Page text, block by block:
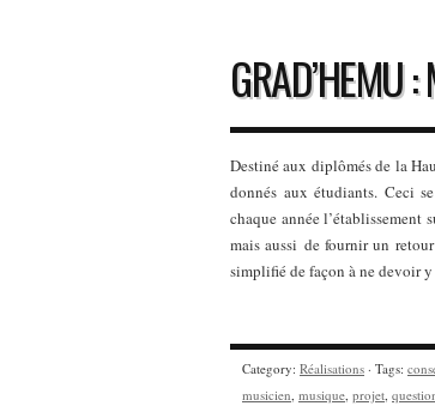
GRAD’HEMU
Destiné aux diplômés de la
donnés aux étudiants. Ceci
chaque année
mais aussi de fournir un
simplifié de façon à ne devoir
Category: Réalisations · Tags:
musicien, musique, projet,